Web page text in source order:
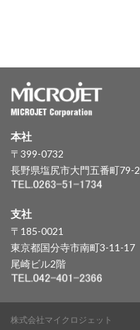
本社
〒399-0732
長野県塩尻市大門五番町79-2
支社
〒185-0021
東京都国分寺市南町3-11-17
尾崎ビル2階
株式会社マイクロジェット